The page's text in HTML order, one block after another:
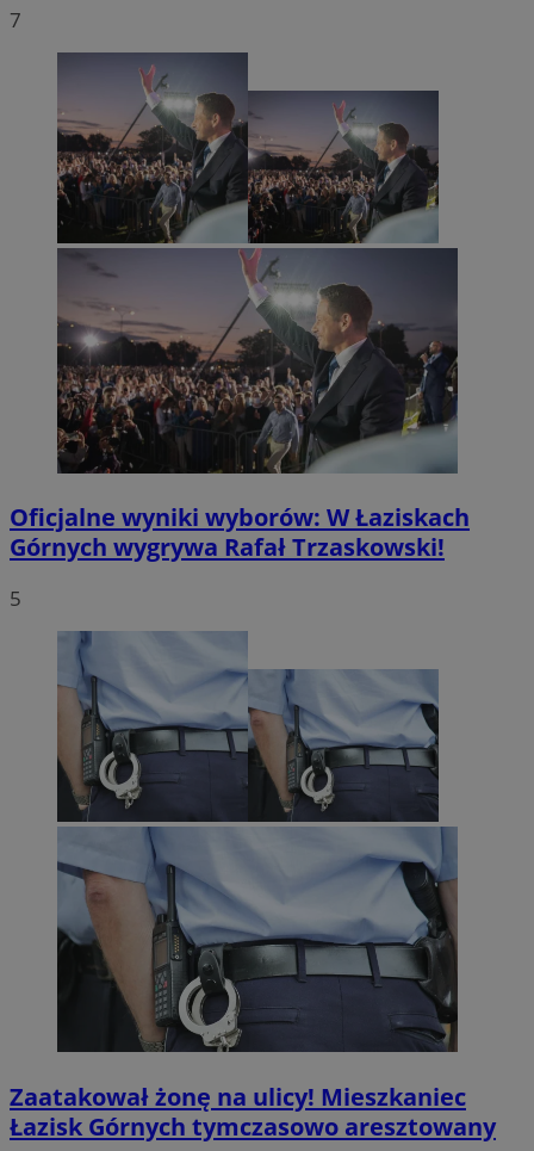
7
Oficjalne wyniki wyborów: W Łaziskach
Górnych wygrywa Rafał Trzaskowski!
5
Zaatakował żonę na ulicy! Mieszkaniec
Łazisk Górnych tymczasowo aresztowany